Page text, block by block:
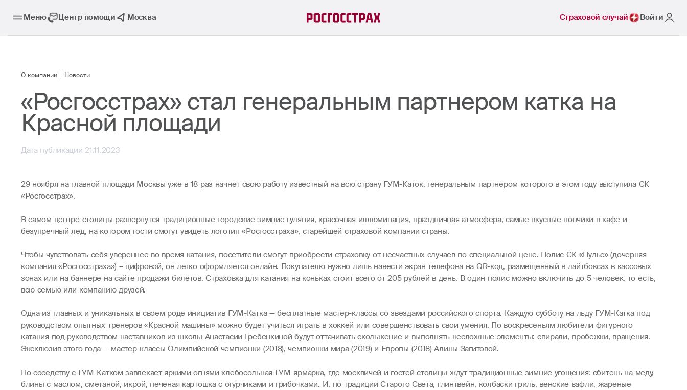
Меню Центр помощи Москва Страховой случай Войти
О компании Новости
«Росгосстрах» стал генеральным партнером катка на
Красной площади
Дата публикации 21.11.2023
29 ноября на главной площади Москвы уже в 18 раз начнет свою работу известный на всю страну ГУМ-Каток, генеральным партнером которого в этом году выступила СК
«Росгосстрах».
В самом центре столицы развернутся традиционные городские зимние гуляния, красочная иллюминация, праздничная атмосфера, самые вкусные пончики в кафе и
безупречный лед, на котором гости смогут увидеть логотип «Росгосстраха», старейшей страховой компании страны.
Чтобы чувствовать себя увереннее во время катания, посетители смогут приобрести страховку от несчастных случаев по специальной цене. Полис СК «Пульс» (дочерняя
компания «Росгосстраха») – цифровой, он легко оформляется онлайн. Покупателю нужно лишь навести экран телефона на QR-код, размещенный в лайтбоксах в кассовых
зонах или на баннере на сайте продажи билетов. Страховка для катания на коньках стоит всего от 205 рублей в день. В один полис можно включить до 5 человек, то есть,
всю семью или компанию друзей.
Одна из главных и уникальных в своем роде инициатив ГУМ-Катка — бесплатные мастер-классы со звездами российского спорта. Каждую субботу на льду ГУМ-Катка под
руководством опытных тренеров «Красной машины» можно будет учиться играть в хоккей или совершенствовать свои умения. По воскресеньям любители фигурного
катания под руководством наставников из школы Анастасии Гребенкиной будут оттачивать скольжение и выполнять несложные элементы: спирали, пробежки, вращения.
Эксклюзив этого года — мастер-классы Олимпийской чемпионки (2018), чемпионки мира (2019) и Европы (2018) Алины Загитовой.
По соседству с ГУМ-Катком завлекает яркими огнями хлебосольная ГУМ-ярмарка, где москвичей и гостей столицы ждут традиционные зимние угощения: сбитень на меду,
блины с маслом, сметаной, икрой, печеная картошка с огурчиками и грибочками. И, по традиции Старого Света, глинтвейн, колбаски гриль, венские вафли, жареные